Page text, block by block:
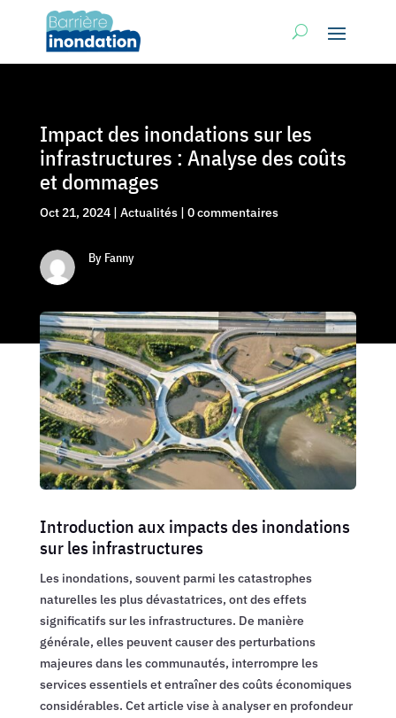
Impact des inondations sur les
infrastructures : Analyse des coûts
et dommages
Oct 21, 2024| Actualités| 0 commentaires
By Fanny
Introduction aux impacts des inondations
sur les infrastructures
Les inondations, souvent parmi les catastrophes
naturelles les plus dévastatrices, ont des effets
significatifs sur les infrastructures. De manière
générale, elles peuvent causer des perturbations
majeures dans les communautés, interrompre les
services essentiels et entraîner des coûts économiques
considérables. Cet article vise à analyser en profondeur